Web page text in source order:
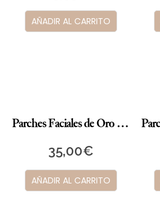
AÑADIR AL CARRITO
Parches Faciales de Oro 24k MAKANAI
35,00€
AÑADIR AL CARRITO